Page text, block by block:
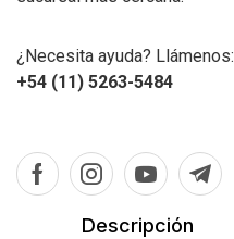
¿Necesita ayuda? Llámenos:
+54 (11) 5263-5484
Descripción